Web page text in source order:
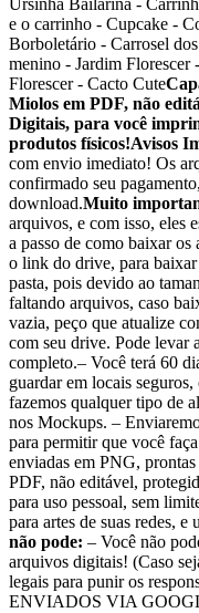
Ursinha Bailarina -
e o carrinho - Cupcake -
Borboletário - Carrosel
menino - Jardim Florescer
Florescer - Cacto Cute
Miolos em PDF, não
Digitais, para você
produtos físicos!Avisos
com envio imediato! Os
confirmado seu
download.Muito
arquivos, e com isso, eles
a passo de como baixar
o link do drive, para
pasta, pois devido ao
faltando arquivos, caso
vazia, peço que atualize
com seu drive. Pode levar
completo.– Você terá 60
guardar em locais
fazemos qualquer tipo de
nos Mockups. –
para permitir que você
enviadas em PNG,
PDF, não editável,
para uso pessoal, sem
para artes de suas redes,
não pode: – Você não
arquivos digitais! (Caso
legais para punir os
ENVIADOS VIA